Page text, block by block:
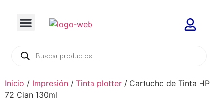
Inicio / Impresión / Tinta plotter / Cartucho de Tinta HP
72 Cian 130ml